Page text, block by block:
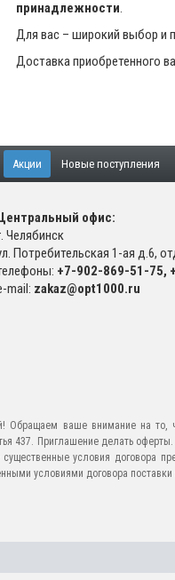
принадлежности.
Для вас – широкий выбор и
Доставка приобретенного
Акции Новые поступления
офис:
Челябинск
Потребительская 1-ая д.6,
+7-902-869-51-75,
mail: zakaz@opt1000.ru
Обращаем ваше внимание на то,
437. Приглашение делать
условия договора
условиями договора